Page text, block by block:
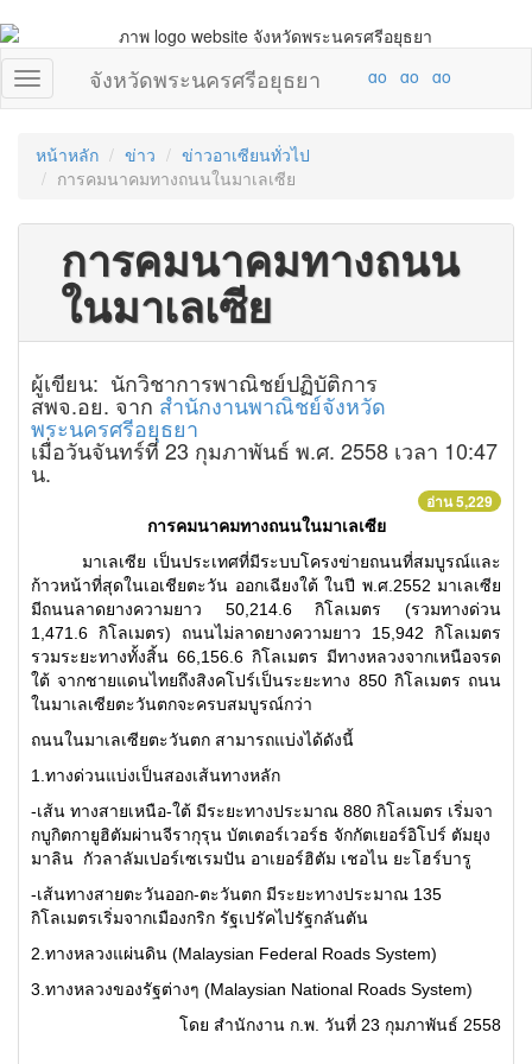
จังหวัดพระนครศรีอยุธยา
หน้าหลัก ข่าว
ข่าวอาเซียนทั่วไป
การคมนาคมทางถนนในมาเลเซีย
การคมนาคมทางถนน
ในมาเลเซีย
ผู้เขียน: นักวิชาการพาณิชย์ปฏิบัติการ
สพจ.อย. จาก สำนักงานพาณิชย์จังหวัด
พระนครศรีอยุธยา
เมื่อวันจันทร์ที่ 23 กุมภาพันธ์ พ.ศ. 2558 เวลา 10:47
น.
อ่าน 5,229
การคมนาคมทางถนนในมาเลเซีย
มาเลเซีย เป็นประเทศที่มีระบบโครงข่ายถนนที่สมบูรณ์และ
ก้าวหน้าที่สุดในเอเชียตะวัน ออกเฉียงใต้ ในปี พ.ศ.2552 มาเลเซีย
มีถนนลาดยางความยาว 50,214.6 กิโลเมตร (รวมทางด่วน
1,471.6 กิโลเมตร) ถนนไม่ลาดยางความยาว 15,942 กิโลเมตร
รวมระยะทางทั้งสิ้น 66,156.6 กิโลเมตร มีทางหลวงจากเหนือจรด
ใต้ จากชายแดนไทยถึงสิงคโปร์เป็นระยะทาง 850 กิโลเมตร ถนน
ในมาเลเซียตะวันตกจะครบสมบูรณ์กว่า
ถนนในมาเลเซียตะวันตก สามารถแบ่งได้ดังนี้
1.ทางด่วนแบ่งเป็นสองเส้นทางหลัก
-เส้น ทางสายเหนือ-ใต้ มีระยะทางประมาณ 880 กิโลเมตร เริ่มจา
กบูกิตกายูฮิตัมผ่านจีรากุรุน บัตเตอร์เวอร์ธ จักกัตเยอร์อิโปร์ ตัมยุง
มาลิน กัวลาลัมเปอร์เซเรมปัน อาเยอร์ฮิตัม เชอไน ยะโฮร์บารู
-เส้นทางสายตะวันออก-ตะวันตก มีระยะทางประมาณ 135
กิโลเมตรเริ่มจากเมืองกริก รัฐเปรัคไปรัฐกลันตัน
2.ทางหลวงแผ่นดิน (Malaysian Federal Roads System)
3.ทางหลวงของรัฐต่างๆ (Malaysian National Roads System)
โดย สำนักงาน ก.พ. วันที่ 23 กุมภาพันธ์ 2558